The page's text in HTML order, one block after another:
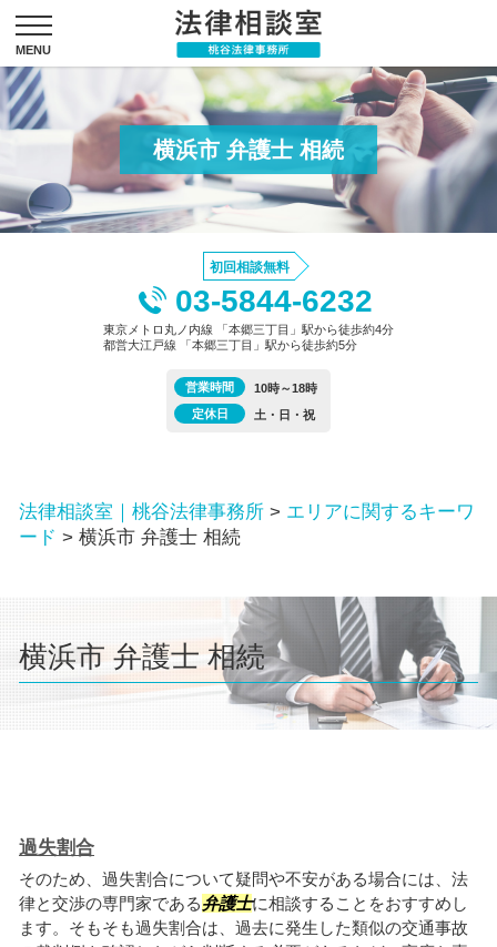
横浜市 弁護士 相続
初回相談無料
03-5844-6232
東京メトロ丸ノ内線 「本郷三丁目」駅から徒歩約4分
都営大江戸線 「本郷三丁目」駅から徒歩約5分
営業時間
10時～18時
定休日
土・日・祝
法律相談室｜桃谷法律事務所 > エリアに関するキーワ
ード > 横浜市 弁護士 相続
横浜市 弁護士 相続
過失割合
そのため、過失割合について疑問や不安がある場合には、法
律と交渉の専門家である弁護士に相談することをおすすめし
ます。そもそも過失割合は、過去に発生した類似の交通事故